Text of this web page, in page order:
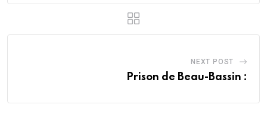
NEXT POST
Prison de Beau-Bassin :